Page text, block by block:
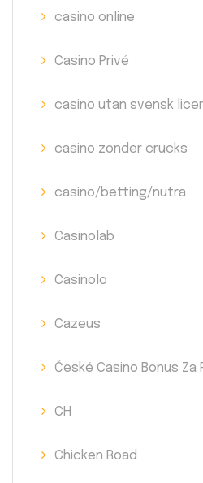
casino online
Casino Privé
casino utan svensk
casino zonder crucks
casino/betting/nutra
Casinolab
Casinolo
Cazeus
České Casino Bonus Za
CH
Chicken Road